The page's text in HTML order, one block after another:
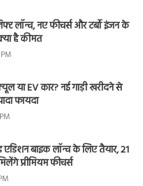
लॉन्च, नए फीचर्स और टर्बो इंजन के
है कीमत
या EV कार? नई गाड़ी खरीदने से
फायदा
बाइक लॉन्च के लिए तैयार, 21
प्रीमियम फीचर्स